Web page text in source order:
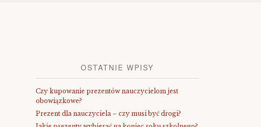
OSTATNIE WPISY
Czy kupowanie prezentów nauczycielom jest
obowiązkowe?
Prezent dla nauczyciela – czy musi być drogi?